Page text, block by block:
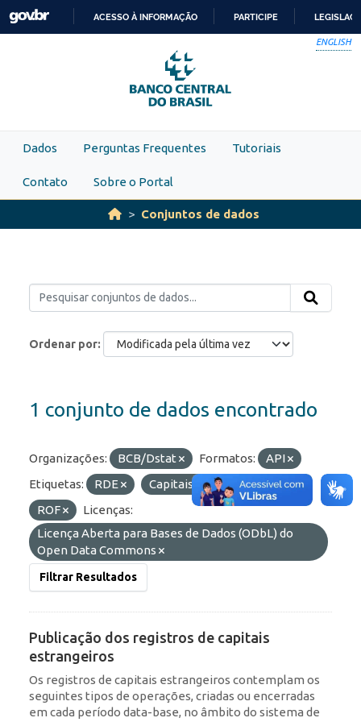
Skip to main content
PARA
O
CONTEÚDO
ACESSO À INFORMAÇÃO PARTICIPE
ENGLISH
Dados Perguntas Frequentes Tutoriais
Contato Sobre o Portal
Conjuntos de dados
Ordenar por
1 conjunto de dados encontrado
Organizações: BCB/Dstat Formatos:
API
Etiquetas:
RDE
Capitais Estrangeiros
ROF
Licenças:
Licença Aberta para Bases de Dados (ODbL) do
Open Data Commons
Filtrar Resultados
Publicação dos registros de capitais
estrangeiros
Os registros de capitais estrangeiros contemplam os
seguintes tipos de operações, criadas ou encerradas
em cada período data-base, no âmbito do sistema de